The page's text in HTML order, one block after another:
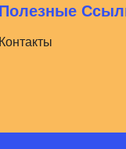
Полезные
Контакты